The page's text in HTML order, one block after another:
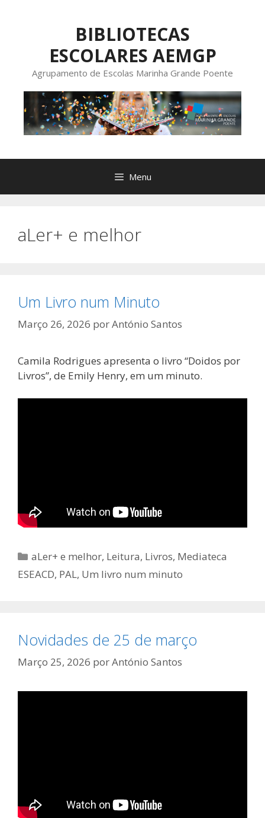
BIBLIOTECAS
ESCOLARES AEMGP
Agrupamento de Escolas Marinha Grande Poente
Menu
aLer+ e melhor
Um Livro num Minuto
Março 26, 2026 porAntónio Santos
Camila Rodrigues apresenta o livro “Doidos por
Livros”, de Emily Henry, em um minuto.
Categorias
aLer+ e melhor, Leitura, Livros, Mediateca
ESEACD, PAL, Um livro num minuto
Novidades de 25 de março
Março 25, 2026 porAntónio Santos